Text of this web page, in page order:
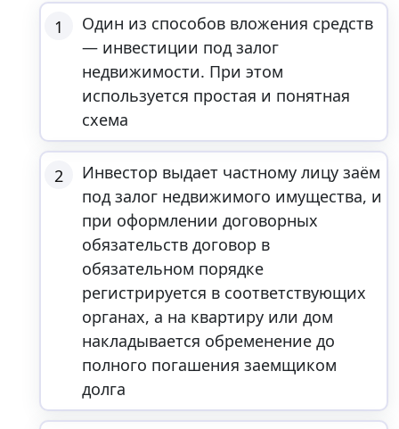
1
Один из способов вложения средств
— инвестиции под залог
недвижимости. При этом
используется простая и понятная
схема
2
Инвестор выдает частному лицу заём
под залог недвижимого имущества, и
при оформлении договорных
обязательств договор в
обязательном порядке
регистрируется в соответствующих
органах, а на квартиру или дом
накладывается обременение до
полного погашения заемщиком
долга